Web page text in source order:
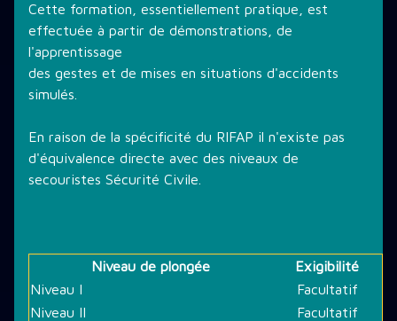
Cette formation, essentiellement pratique, est
effectuée à partir de démonstrations, de
l'apprentissage
des gestes et de mises en situations d'accidents
simulés.
En raison de la spécificité du RIFAP il n'existe pas
d'équivalence directe avec des niveaux de
secouristes Sécurité Civile.
Niveau de plongée
Exigibilité
Niveau I
Facultatif
Niveau II
Facultatif